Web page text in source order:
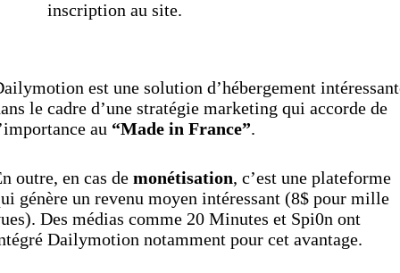
inscription au site.
est une solution d’hébergement
le cadre d’une stratégie marketing qui accorde de
au “Made in France”.
outre, en cas de monétisation, c’est une plateforme
génère un revenu moyen intéressant (8$ pour mille
Des médias comme 20 Minutes et Spi0n ont
Dailymotion notamment pour cet avantage.